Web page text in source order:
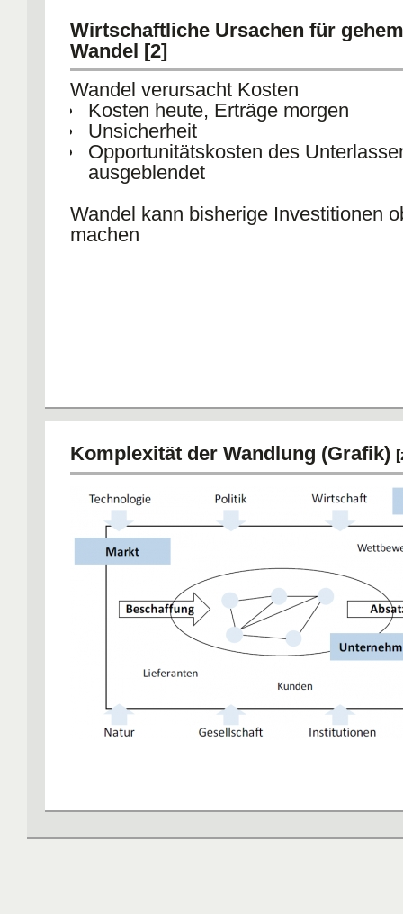
Wirtschaftliche Ursachen für
Wandel [2]
Wandel verursacht Kosten
Kosten heute, Erträge morgen
Unsicherheit
Opportunitätskosten des
ausgeblendet
Wandel kann bisherige Investitionen
machen
Komplexität der Wandlung (Grafik)